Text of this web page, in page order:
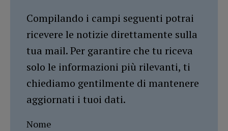
Compilando i campi seguenti potrai
ricevere le notizie direttamente sulla
tua mail. Per garantire che tu riceva
solo le informazioni più rilevanti, ti
chiediamo gentilmente di mantenere
aggiornati i tuoi dati.
Nome